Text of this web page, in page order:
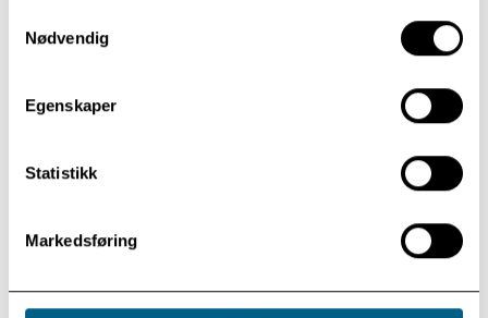
Nødvendig
Egenskaper
Statistikk
Markedsføring
Trio-konserter er en ny måte å møte Sørums musikk
på. Gjennom basstromme og loopmaskiner får låtene
musikerne og sangene.
Det svinger fortsatt godt,
når låtene presenteres slik. På konserten vil publikum
oppleve et kresent utvalg av de beste sangene, og
overraskelser?
Denne gjengen er spontan, så her kan alt skje!